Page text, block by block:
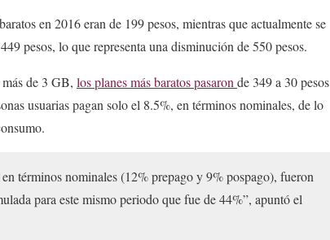
en 2016 eran de 199 pesos, mientras que actualmente se
pesos, lo que representa una disminución de 550 pesos.
de 3 GB, los planes más baratos pasaron de 349 a 30 pesos
usuarias pagan solo el 8.5%, en términos nominales, de lo
términos nominales (12% prepago y 9% pospago), fueron
para este mismo periodo que fue de 44%”, apuntó el